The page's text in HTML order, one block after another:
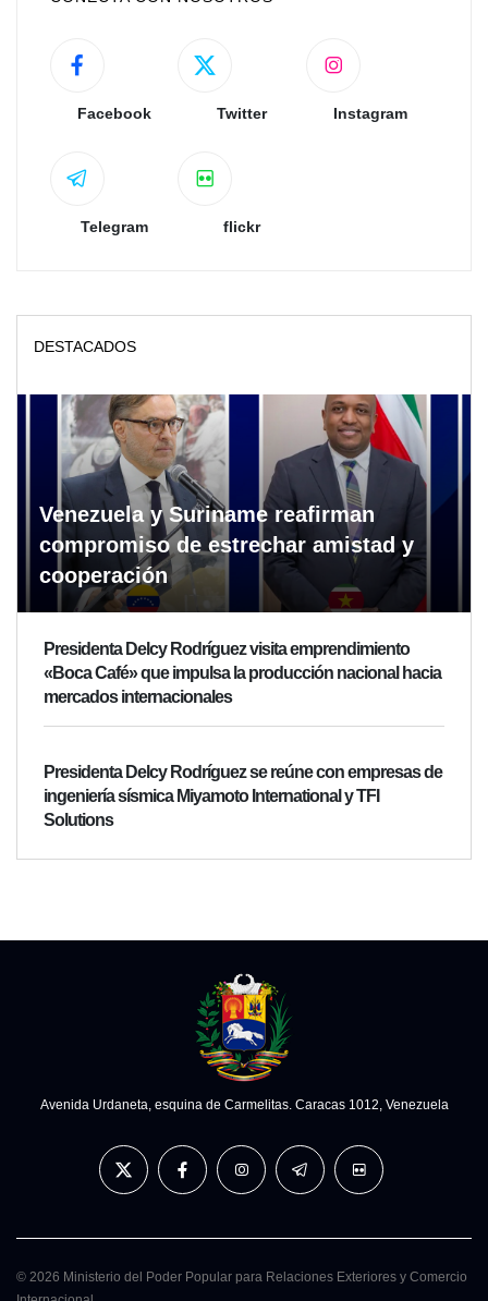
Facebook Twitter Instagram
Telegram flickr
DESTACADOS
Venezuela y Suriname reafirman
compromiso de estrechar amistad y
cooperación
Presidenta Delcy Rodríguez visita emprendimiento
«Boca Café» que impulsa la producción nacional hacia
mercados internacionales
Presidenta Delcy Rodríguez se reúne con empresas de
ingeniería sísmica Miyamoto International y TFI
Solutions
Avenida Urdaneta, esquina de Carmelitas. Caracas 1012, Venezuela
© 2026 Ministerio del Poder Popular para Relaciones Exteriores y Comercio